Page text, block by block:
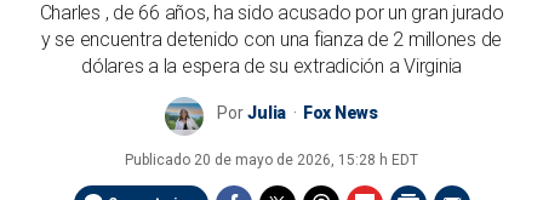
Charles , de 66 años, ha sido acusado por un gran jurado
y se encuentra detenido con una fianza de 2 millones de
dólares a la espera de su extradición a Virginia
PorJulia Fox News
Publicado 20 de mayo de 2026, 15:28 h EDT